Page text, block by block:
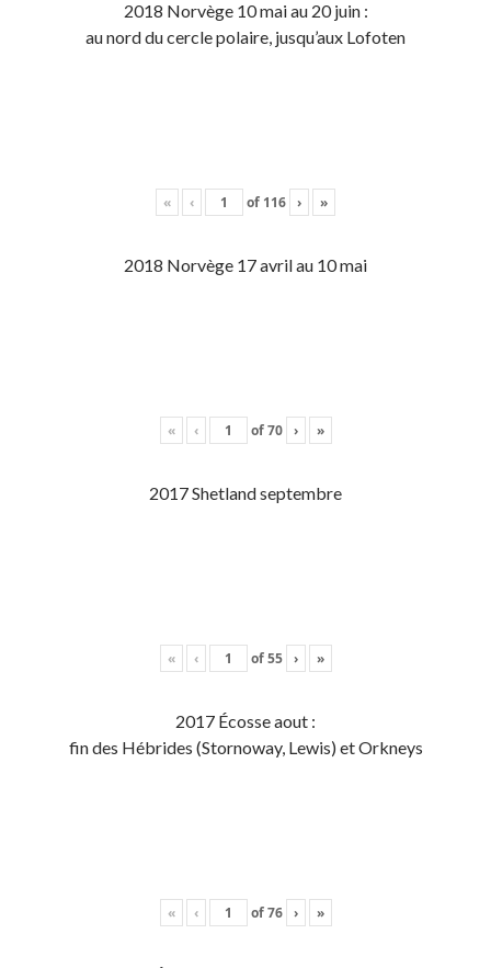
2018 Norvège 10 mai au 20 juin :
au nord du cercle polaire, jusqu’aux Lofoten
« ‹ of 116 › »
2018 Norvège 17 avril au 10 mai
« ‹ of70 › »
2017 Shetland septembre
« ‹ of55 › »
2017 Écosse aout :
fin des Hébrides (Stornoway, Lewis) et Orkneys
« ‹ of76 › »